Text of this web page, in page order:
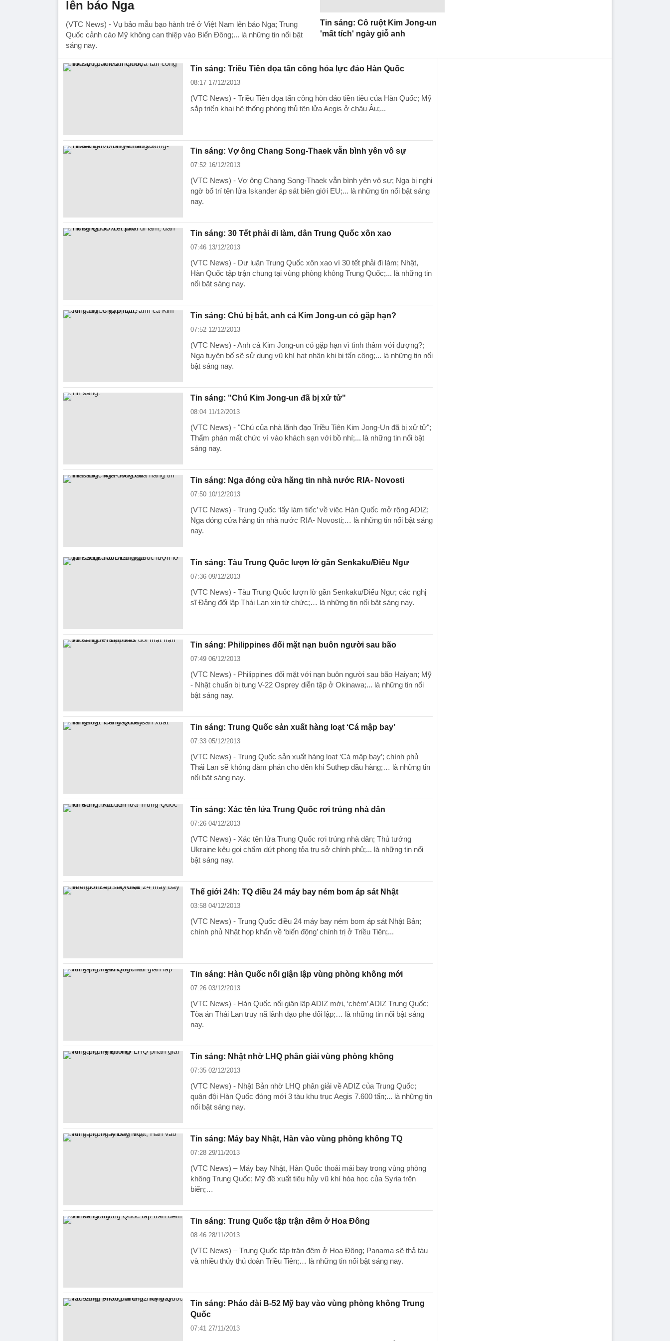
lên báo Nga
(VTC News) - Vụ bảo mẫu bạo hành trẻ ở Việt Nam lên báo Nga; Trung
Quốc cảnh cáo Mỹ không can thiệp vào Biển Đông;... là những tin nổi bật
sáng nay.
Tin sáng: Cô ruột Kim Jong-un
'mất tích' ngày giỗ anh
Tin sáng: Triều Tiên dọa tấn công hỏa lực đảo Hàn Quốc
08:17 17/12/2013
(VTC News) - Triều Tiên dọa tấn công hòn đảo tiền tiêu của Hàn Quốc; Mỹ
sắp triển khai hệ thống phòng thủ tên lửa Aegis ở châu Âu;...
Tin sáng: Vợ ông Chang Song-Thaek vẫn bình yên vô sự
07:52 16/12/2013
(VTC News) - Vợ ông Chang Song-Thaek vẫn bình yên vô sự; Nga bị nghi
ngờ bố trí tên lửa Iskander áp sát biên giới EU;... là những tin nổi bật sáng
nay.
Tin sáng: 30 Tết phải đi làm, dân Trung Quốc xôn xao
07:46 13/12/2013
(VTC News) - Dư luận Trung Quốc xôn xao vì 30 tết phải đi làm; Nhật,
Hàn Quốc tập trận chung tại vùng phòng không Trung Quốc;... là những tin
nổi bật sáng nay.
Tin sáng: Chú bị bắt, anh cả Kim Jong-un có gặp hạn?
07:52 12/12/2013
(VTC News) - Anh cả Kim Jong-un có gặp hạn vì tình thâm với dượng?;
Nga tuyên bố sẽ sử dụng vũ khí hạt nhân khi bị tấn công;... là những tin nổi
bật sáng nay.
Tin sáng: "Chú Kim Jong-un đã bị xử tử"
08:04 11/12/2013
(VTC News) - "Chú của nhà lãnh đạo Triều Tiên Kim Jong-Un đã bị xử tử";
Thẩm phán mất chức vì vào khách sạn với bồ nhí;... là những tin nổi bật
sáng nay.
Tin sáng: Nga đóng cửa hãng tin nhà nước RIA- Novosti
07:50 10/12/2013
(VTC News) - Trung Quốc ‘lấy làm tiếc’ về việc Hàn Quốc mở rộng ADIZ;
Nga đóng cửa hãng tin nhà nước RIA- Novosti;… là những tin nổi bật sáng
nay.
Tin sáng: Tàu Trung Quốc lượn lờ gần Senkaku/Điếu Ngư
07:36 09/12/2013
(VTC News) - Tàu Trung Quốc lượn lờ gần Senkaku/Điếu Ngư; các nghị
sĩ Đảng đối lập Thái Lan xin từ chức;… là những tin nổi bật sáng nay.
Tin sáng: Philippines đối mặt nạn buôn người sau bão
07:49 06/12/2013
(VTC News) - Philippines đối mặt với nạn buôn người sau bão Haiyan; Mỹ
- Nhật chuẩn bị tung V-22 Osprey diễn tập ở Okinawa;... là những tin nổi
bật sáng nay.
Tin sáng: Trung Quốc sản xuất hàng loạt ‘Cá mập bay’
07:33 05/12/2013
(VTC News) - Trung Quốc sản xuất hàng loạt ‘Cá mập bay’; chính phủ
Thái Lan sẽ không đàm phán cho đến khi Suthep đầu hàng;… là những tin
nổi bật sáng nay.
Tin sáng: Xác tên lửa Trung Quốc rơi trúng nhà dân
07:26 04/12/2013
(VTC News) - Xác tên lửa Trung Quốc rơi trúng nhà dân; Thủ tướng
Ukraine kêu gọi chấm dứt phong tỏa trụ sở chính phủ;... là những tin nổi
bật sáng nay.
Thế giới 24h: TQ điều 24 máy bay ném bom áp sát Nhật
03:58 04/12/2013
(VTC News) - Trung Quốc điều 24 máy bay ném bom áp sát Nhật Bản;
chính phủ Nhật họp khẩn về ‘biến động’ chính trị ở Triều Tiên;...
Tin sáng: Hàn Quốc nổi giận lập vùng phòng không mới
07:26 03/12/2013
(VTC News) - Hàn Quốc nổi giận lập ADIZ mới, ‘chém’ ADIZ Trung Quốc;
Tòa án Thái Lan truy nã lãnh đạo phe đối lập;… là những tin nổi bật sáng
nay.
Tin sáng: Nhật nhờ LHQ phân giải vùng phòng không
07:35 02/12/2013
(VTC News) - Nhật Bản nhờ LHQ phân giải về ADIZ của Trung Quốc;
quân đội Hàn Quốc đóng mới 3 tàu khu trục Aegis 7.600 tấn;... là những tin
nổi bật sáng nay.
Tin sáng: Máy bay Nhật, Hàn vào vùng phòng không TQ
07:28 29/11/2013
(VTC News) – Máy bay Nhật, Hàn Quốc thoải mái bay trong vùng phòng
không Trung Quốc; Mỹ đề xuất tiêu hủy vũ khí hóa học của Syria trên
biển;…
Tin sáng: Trung Quốc tập trận đêm ở Hoa Đông
08:46 28/11/2013
(VTC News) – Trung Quốc tập trận đêm ở Hoa Đông; Panama sẽ thả tàu
và nhiều thủy thủ đoàn Triều Tiên;… là những tin nổi bật sáng nay.
Tin sáng: Pháo đài B-52 Mỹ bay vào vùng phòng không Trung
Quốc
07:41 27/11/2013